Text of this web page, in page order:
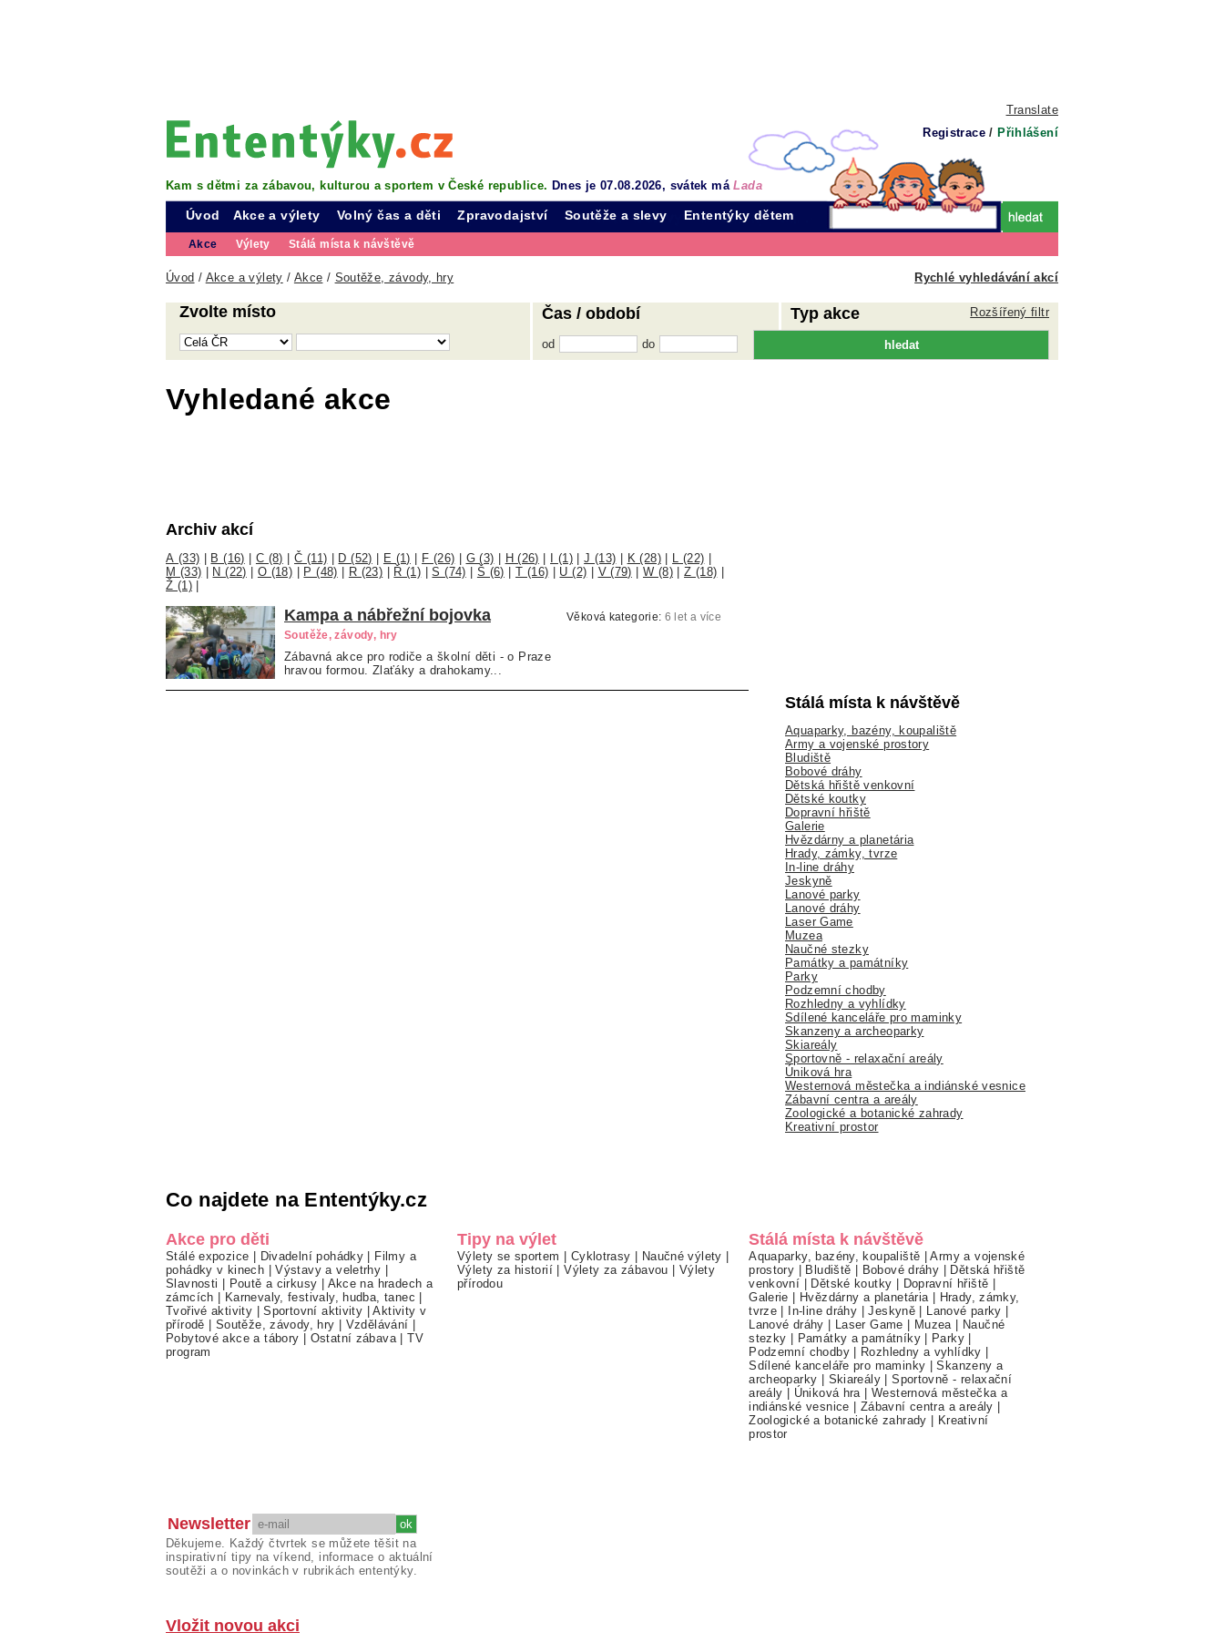
Translate
Registrace / Přihlášení
Kam s dětmi za zábavou, kulturou a sportem v České republice. Dnes je 07.08.2026, svátek máLada
Úvod Akce a výlety
Akce Výlety Stálá místa k návštěvě
Volný čas a děti Zpravodajství Soutěže a slevy Ententýky dětem
Rychlé vyhledávání akcí
Úvod / Akce a výlety / Akce / Soutěže, závody, hry
Zvolte místo Čas / období
od do
Typ akce Rozšířený filtr
Vyhledané akce
Archiv akcí
A (33) | B (16) | C (8) |Č (11) | D (52) | E (1) | F (26) | G (3) | H (26) | I (1)|J (13) | K (28)| L (22) |
M (33) | N (22) | O (18) | P (48) | R (23) | Ř (1) |S (74) | Š (6) | T (16) | U (2) | V (79) | W (8)|Z (18) |
Ž (1)|
Kampa a nábřežní bojovka
Soutěže, závody, hry
Zábavná akce pro rodiče a školní děti - o Praze
hravou formou. Zlaťáky a drahokamy...
Věková kategorie: 6 let a více
Stálá místa k návštěvě
Aquaparky, bazény, koupaliště
Army a vojenské prostory
Bludiště
Bobové dráhy
Dětská hřiště venkovní
Dětské koutky
Dopravní hřiště
Galerie
Hvězdárny a planetária
Hrady, zámky, tvrze
In-line dráhy
Jeskyně
Lanové parky
Lanové dráhy
Laser Game
Muzea
Naučné stezky
Památky a památníky
Parky
Podzemní chodby
Rozhledny a vyhlídky
Sdílené kanceláře pro maminky
Skanzeny a archeoparky
Skiareály
Sportovně - relaxační areály
Úniková hra
Westernová městečka a indiánské vesnice
Zábavní centra a areály
Zoologické a botanické zahrady
Kreativní prostor
Co najdete na Ententýky.cz
Akce pro děti
Stálé expozice Divadelní pohádky
Filmy a
pohádky v kinech |Výstavy a veletrhy
Slavnosti
Poutě a cirkusy
Akce na hradech a
zámcích
Karnevaly, festivaly, hudba, tanec
Tvořivé aktivity |Sportovní aktivity |Aktivity v
přírodě
Soutěže, závody, hry Vzdělávání
Pobytové akce a tábory
Ostatní zábava|TV
program
Tipy na výlet
Výlety se sportem Cyklotrasy Naučné výlety
Výlety za historií |Výlety za zábavou
Výlety
přírodou
Stálá místa k návštěvě
Aquaparky, bazény, koupaliště |Army a vojenské
prostory
Bludiště Bobové dráhy
Dětská hřiště
venkovní
Dětské koutky Dopravní hřiště
Galerie
Hvězdárny a planetária|
Hrady, zámky,
tvrze
In-line dráhy |Jeskyně Lanové parky
Lanové dráhy
Laser Game Muzea|
Naučné
stezky
Památky a památníky| Parky
Podzemní chodby| Rozhledny a vyhlídky
Sdílené kanceláře pro maminky |Skanzeny a
archeoparky
Skiareály |Sportovně - relaxační
areály
Úniková hra|Westernová městečka a
indiánské vesnice
Zábavní centra a areály
Zoologické a botanické zahrady
Kreativní
prostor
Newsletter
Děkujeme. Každý čtvrtek se můžete těšit na
inspirativní tipy na víkend, informace o aktuální
soutěži a o novinkách v rubrikách ententýky.
Vložit novou akci